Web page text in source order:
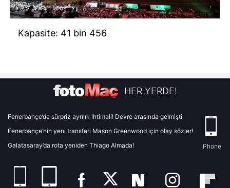
Kapasite: 41 bin 456
HER YERDE!
Fenerbahçe’de sürpriz ayrılık ihtimali! Devre arasında gelmişti
Fenerbahçe’nin yeni transferi Mason Greenwood için olay sözler!
Galatasaray’da rota yeniden Thiago Almada!
iPhone